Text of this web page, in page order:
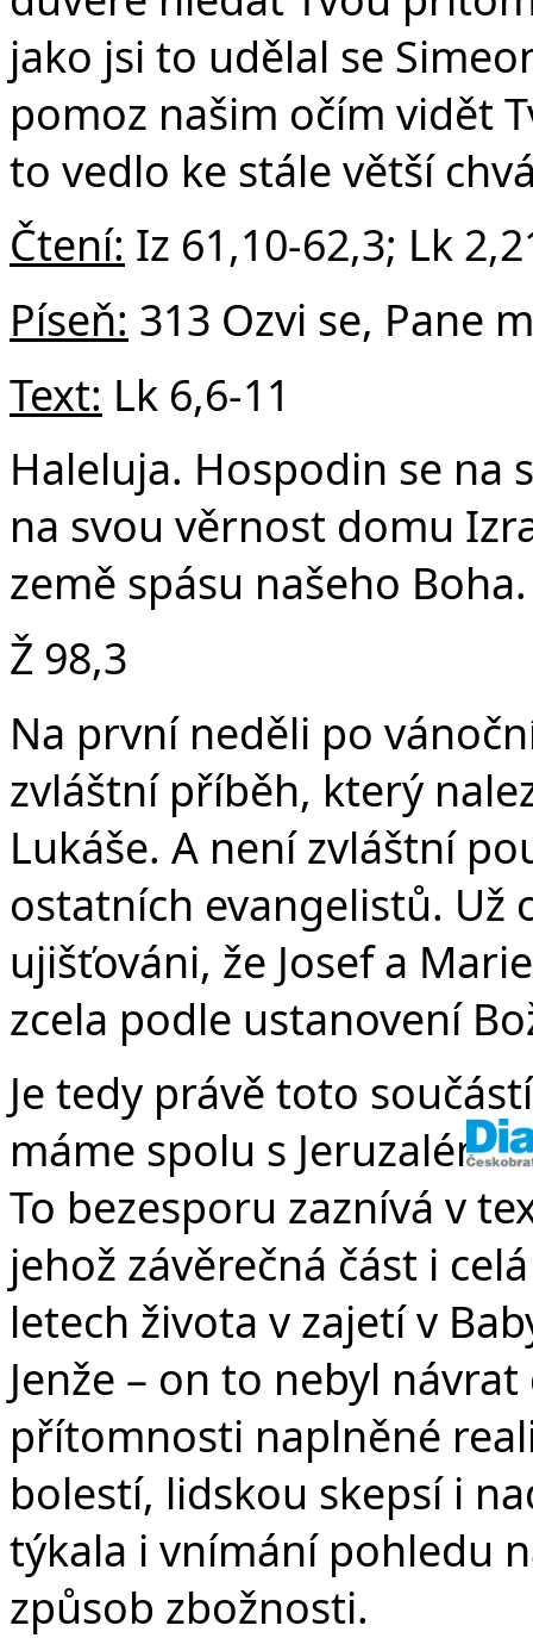
v
jako jsi to udělal se
pomoz našim očím vidět
to vedlo ke stále větší
Čtení: Iz 61,10-62,3; Lk
Píseň: 313 Ozvi se, Pane
Text: Lk 6,6-11
Haleluja. Hospodin se na
na svou věrnost domu
země spásu našeho
Ž 98,3
Na první neděli po
zvláštní příběh, který
Lukáše. A není zvláštní
ostatních evangelistů. Už
ujišťováni, že Josef a
zcela podle ustanovení
Je tedy právě toto
máme spolu s
To bezesporu zaznívá v
jehož závěrečná část i
letech života v zajetí v
Jenže – on to nebyl
přítomnosti naplněné
bolestí, lidskou skepsí i
týkala i vnímání pohledu
způsob zbožnosti.